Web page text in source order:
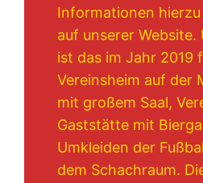
Informationen
auf unserer Website.
ist das im Jahr 2019
Vereinsheim auf der
mit großem Saal,
Gaststätte mit
Umkleiden der
dem Schachraum.